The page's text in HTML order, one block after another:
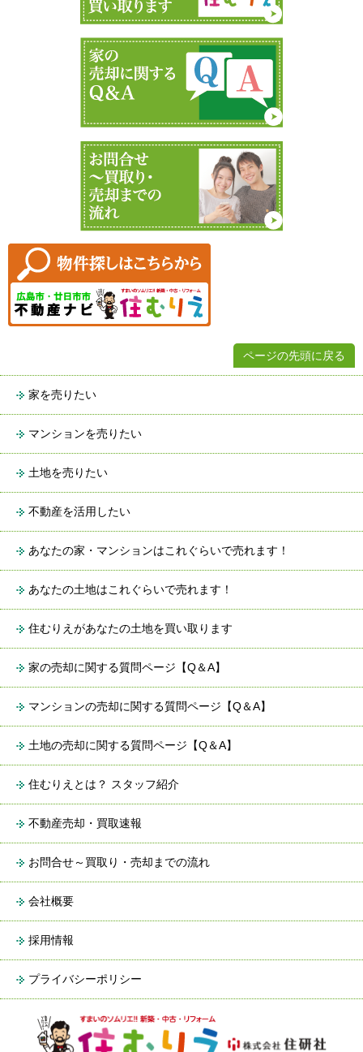
ページの先頭に戻る
家を売りたい
マンションを売りたい
土地を売りたい
不動産を活用したい
あなたの家・マンションはこれぐらいで売れます！
あなたの土地はこれぐらいで売れます！
住むりえがあなたの土地を買い取ります
家の売却に関する質問ページ【Q＆A】
マンションの売却に関する質問ページ【Q＆A】
土地の売却に関する質問ページ【Q＆A】
住むりえとは？ スタッフ紹介
不動産売却・買取速報
お問合せ～買取り・売却までの流れ
会社概要
採用情報
プライバシーポリシー